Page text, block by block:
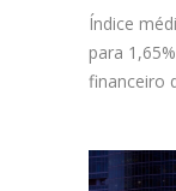
Índice
para
financeiro